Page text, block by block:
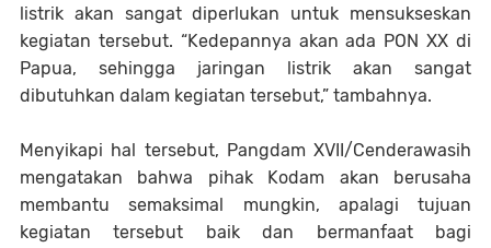
listrik akan sangat diperlukan untuk mensukseskan
kegiatan tersebut. “Kedepannya akan ada PON XX di
Papua, sehingga jaringan listrik akan sangat
dibutuhkan dalam kegiatan tersebut,” tambahnya.
Menyikapi hal tersebut, Pangdam XVII/Cenderawasih
mengatakan bahwa pihak Kodam akan berusaha
membantu semaksimal mungkin, apalagi tujuan
kegiatan tersebut baik dan bermanfaat bagi